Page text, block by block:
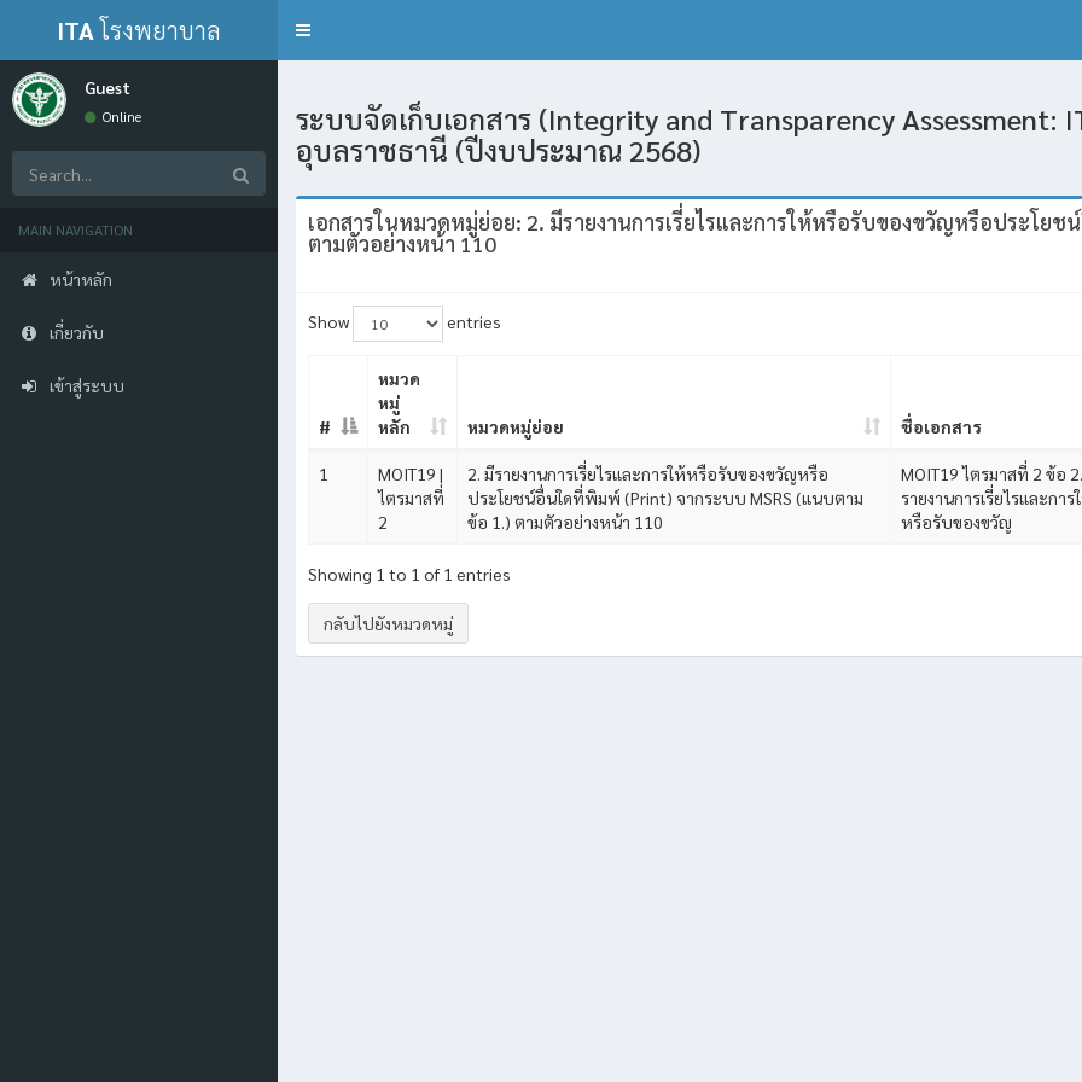
ITAโรงพยาบาล
กุดข้าวปุ้น
Toggle
Guest
Online
MAIN NAVIGATION
หน้าหลัก
เกี่ยวกับ
เข้าสู่ระบบ
ระบบจัดเก็บเอกสาร (Integrity and Transparency Assessment:
อุบลราชธานี (ปีงบประมาณ 2568)
เอกสารในหมวดหมู่ย่อย: 2. มีรายงานการเรี่ยไรและการให้หรือรับของขวัญหรือประโย
ตามตัวอย่างหน้า 110
Show entries
#
หมวด
หมู่
หลัก
หมวดหมู่ย่อย ชื่อเอกสาร
1
MOIT19 |
ไตรมาสที่
2
2. มีรายงานการเรี่ยไรและการให้หรือรับของขวัญหรือ
ประโยชน์อื่นใดที่พิมพ์ (Print) จากระบบ MSRS (แนบตาม
ข้อ 1.) ตามตัวอย่างหน้า 110
MOIT19 ไตรมาสที่ 2 ข้อ
รายงานการเรี่ยไรเเละการ
หรือรับของขวัญ
Showing 1 to 1 of 1 entries
กลับไปยังหมวดหมู่